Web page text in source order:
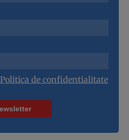
Politica de confidentialitate